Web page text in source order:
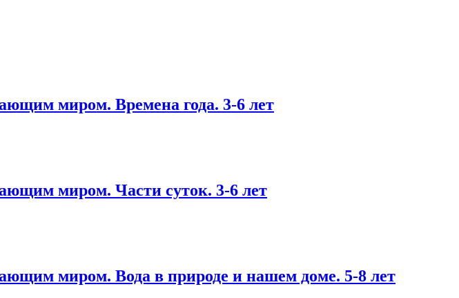
миром. Времена года. 3-6 лет
миром. Части суток. 3-6 лет
миром. Вода в природе и нашем доме. 5-8 лет